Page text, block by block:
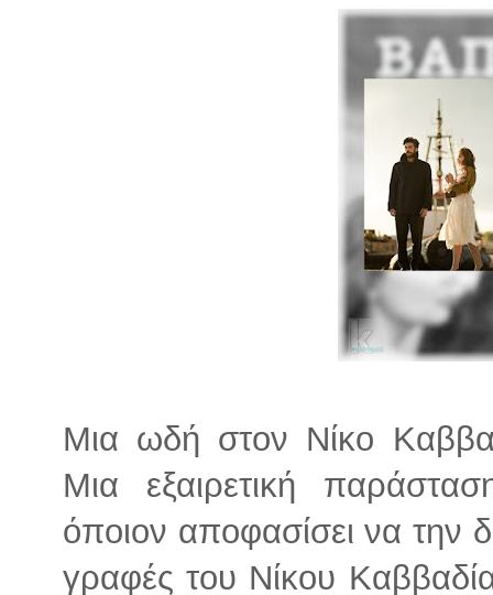
Μια ωδή στον Νίκο
Μια εξαιρετική
όποιον αποφασίσει να την
γραφές του Νίκου